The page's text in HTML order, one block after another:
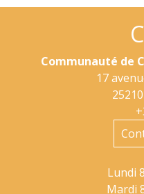
Communauté de
17
Lundi
Mardi